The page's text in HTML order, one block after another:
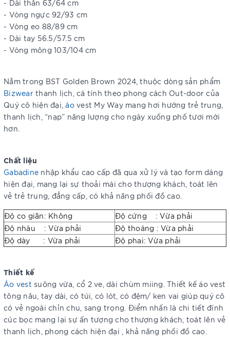
- Dài thân 63/64 cm
- Vòng ngực 92/93 cm
- Vòng eo 88/89 cm
- Dài tay 56.5/57.5 cm
- Vòng mông 103/104 cm
Nằm trong BST Golden Brown 2024, thuộc dòng sản phẩm
Bizwearthanh lịch, cá tính theo phong cách Out-door của
Quý cô hiện đại,áovest My Way mang hơi hướng trẻ trung,
thanh lịch, “nạp” năng lượng cho ngày xuống phố tươi mới
hơn.
Chất liệu
Gabadine nhập khẩu cao cấp đã qua xử lý và tạo form dáng
hiện đại, mang lại sự thoải mái cho thượng khách, toát lên
vẻ trẻ trung, đẳng cấp, có khả năng phối đồ cao.
Độ co giãn: Không
Độ cứng : Vừa phải
Độ nhàu : Vừa phải
Độ thoáng : Vừa phải
Độ dày : Vừa phải
Độ phai: Vừa phải
Thiết kế
Áo vest suông vừa, cổ 2 ve, dài chùm miing. Thiết kế áo vest
tông nâu, tay dài, có túi, có lót, có đệm/ ken vai giúp quý cô
có vẻ ngoài chỉn chu, sang trọng. Điểm nhấn là chi tiết đính
cúc bọc mang lại sự ấn tượng cho thượng khách, toát lên vẻ
thanh lịch, phong cách hiện đại , khả năng phối đồ cao.